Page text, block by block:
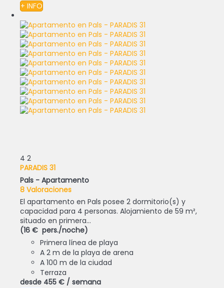
+ INFO
4 2
PARADIS 31
Pals - Apartamento
8 Valoraciones
El apartamento en Pals posee 2 dormitorio(s) y
capacidad para 4 personas. Alojamiento de 59 m²,
situado en primera...
(16 € pers./noche)
Primera línea de playa
A 2 m de la playa de arena
A 100 m de la ciudad
Terraza
desde 455 € / semana